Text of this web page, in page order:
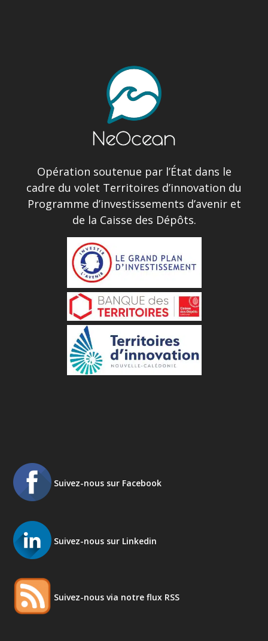
Opération soutenue par l’État dans le
cadre du volet Territoires d’innovation du
Programme d’investissements d’avenir et
de la Caisse des Dépôts.
Suivez-nous sur Facebook
Suivez-nous sur Linkedin
Suivez-nous via notre flux RSS